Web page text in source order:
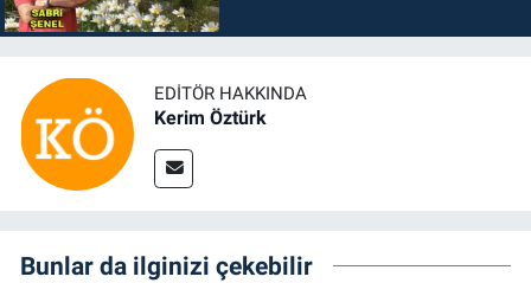
EDITÖR HAKKINDA
Kerim Öztürk
Bunlar da ilginizi çekebilir